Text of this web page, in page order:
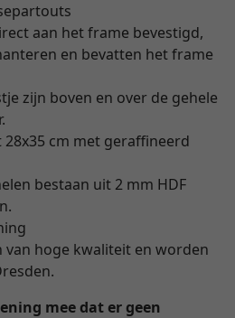
aan het frame bevestigd,
en bevatten het frame
zijn boven en over de gehele
cm met geraffineerd
bestaan uit 2 mm HDF
hoge kwaliteit en worden
mee dat er geen